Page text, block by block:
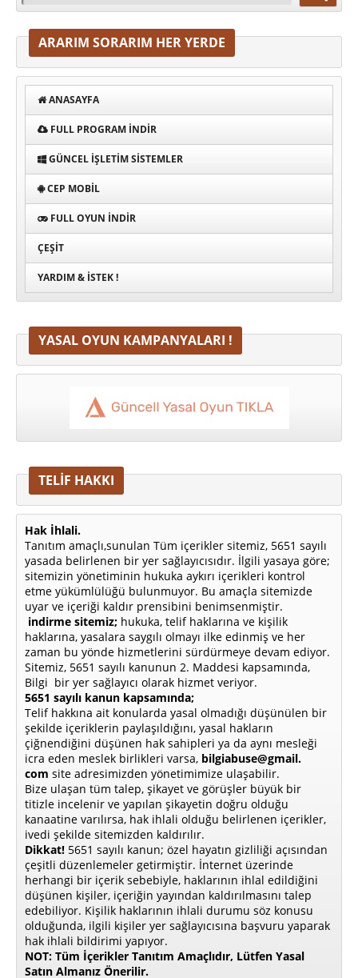
ARARIM SORARIM HER YERDE
ANASAYFA
FULL PROGRAM INDIR
GÜNCEL İŞLETIM SISTEMLER
CEP MOBIL
FULL OYUN İNDIR
ÇEŞIT
YARDIM & İSTEK !
YASAL OYUN KAMPANYALARI !
TELİF HAKKI
Hak İhlali.
Tanıtım amaçlı,sunulan Tüm içerikler sitemiz, 5651 sayılı
yasada belirlenen bir yer sağlayıcısıdır. İlgili yasaya göre;
sitemizin yönetiminin hukuka aykırı içerikleri kontrol
etme yükümlülüğü bulunmuyor. Bu amaçla sitemizde
uyar ve içeriği kaldır prensibini benimsenmiştir.
indirme sitemiz; hukuka, telif haklarına ve kişilik
haklarına, yasalara saygılı olmayı ilke edinmiş ve her
zaman bu yönde hizmetlerini sürdürmeye devam ediyor.
Sitemiz, 5651 sayılı kanunun 2. Maddesi kapsamında,
Bilgi bir yer sağlayıcı olarak hizmet veriyor.
5651 sayılı kanun kapsamında;
Telif hakkına ait konularda yasal olmadığı düşünülen bir
şekilde içeriklerin paylaşıldığını, yasal hakların
çiğnendiğini düşünen hak sahipleri ya da aynı mesleği
icra eden meslek birlikleri varsa, bilgiabuse@gmail.
com site adresimizden yönetimimize ulaşabilir.
Bize ulaşan tüm talep, şikayet ve görüşler büyük bir
titizle incelenir ve yapılan şikayetin doğru olduğu
kanaatine varılırsa, hak ihlali olduğu belirlenen içerikler,
ivedi şekilde sitemizden kaldırılır.
Dikkat! 5651 sayılı kanun; özel hayatın gizliliği açısından
çeşitli düzenlemeler getirmiştir. İnternet üzerinde
herhangi bir içerik sebebiyle, haklarının ihlal edildiğini
düşünen kişiler, içeriğin yayından kaldırılmasını talep
edebiliyor. Kişilik haklarının ihlali durumu söz konusu
olduğunda, ilgili kişiler yer sağlayıcısına başvuru yaparak
hak ihlali bildirimi yapıyor.
NOT: Tüm İçerikler Tanıtım Amaçlıdır, Lütfen Yasal
Satın Almanız Önerilir.